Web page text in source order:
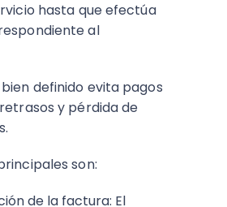
hasta que efectúa
al
definido evita pagos
y pérdida de
son:
de la factura: El